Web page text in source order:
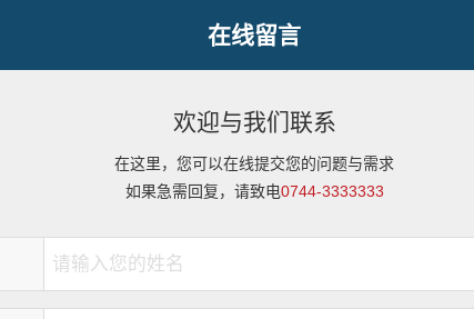
在线留言
欢迎与我们联系
在这里，您可以在线提交您的问题与需求
如果急需回复，请致电0744-3333333